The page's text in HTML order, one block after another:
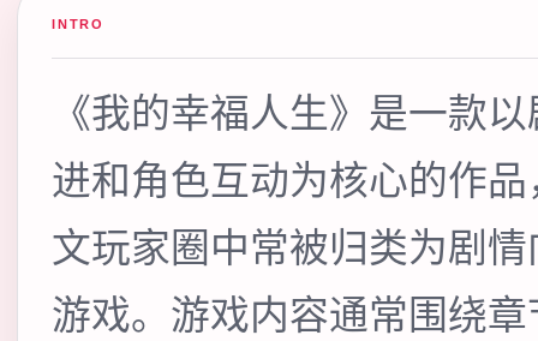
INTRO
《我的幸福人生》是一款
进和角色互动为核心的作
文玩家圈中常被归类为剧
游戏。游戏内容通常围绕章